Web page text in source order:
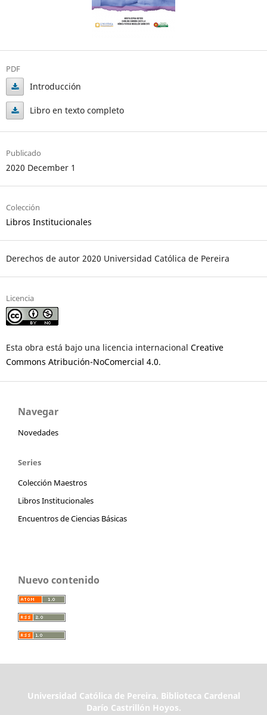
PDF
Introducción
IntroducciónLibro en texto completo
Libro
texto
Publicado
2020 December 1
Colección
Libros Institucionales
Derechos de autor 2020 Universidad Católica de Pereira
Licencia
Esta obra está bajo una licencia internacional Creative
Commons Atribución-NoComercial 4.0.
Navegar
Novedades
Series
Colección Maestros
Libros Institucionales
Encuentros de Ciencias Básicas
Nuevo contenido
Universidad Católica de Pereira. Biblioteca Cardenal
Darío Castrillón Hoyos.